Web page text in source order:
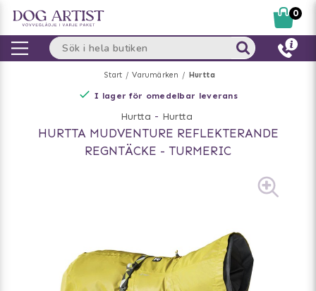
Start Varumärken Hurtta
I lager för omedelbar leverans
Hurtta - Hurtta
HURTTA MUDVENTURE REFLEKTERANDE
REGNTÄCKE - TURMERIC
0